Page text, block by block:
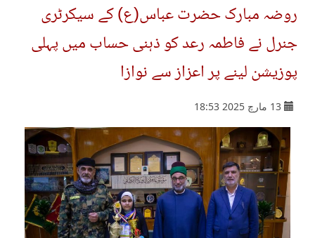
روضہ مبارک حضرت عباس(ع) کے سیکرٹری
جنرل نے فاطمہ رعد کو ذہنی حساب میں پہلی
پوزیشن لینے پر اعزاز سے نوازا
13 مارچ 2025 18:53